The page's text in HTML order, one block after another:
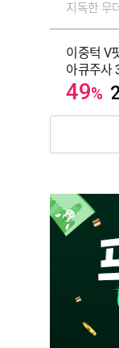
지독한 무
이중턱 V
아큐주사
49%